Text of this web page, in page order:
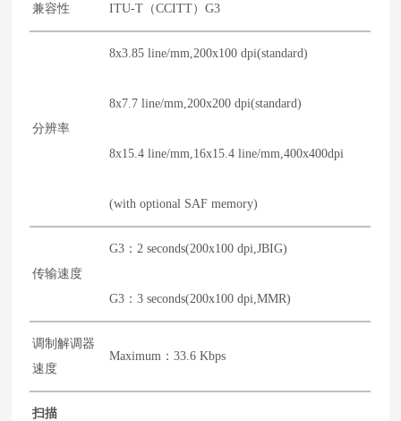
兼容性 ITU-T（CCITT）G3
分辨率
8x3.85 line/mm,200x100 dpi(standard)
8x7.7 line/mm,200x200 dpi(standard)
8x15.4 line/mm,16x15.4 line/mm,400x400dpi
(with optional SAF memory)
传输速度
G3：2 seconds(200x100 dpi,JBIG)
G3：3 seconds(200x100 dpi,MMR)
调制解调器
速度
Maximum：33.6 Kbps
扫描